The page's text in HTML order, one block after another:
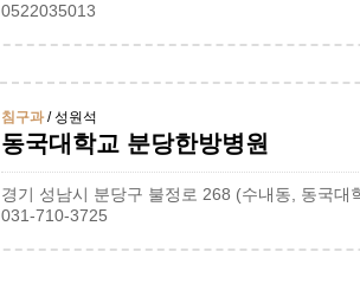
0522035013
침구과/ 성원석
동국대학교 분당한방병원
경기 성남시 분당구 불정로 268 (수내동, 동국대
031-710-3725